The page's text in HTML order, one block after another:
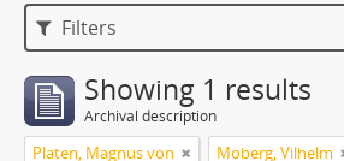
Filters
Showing 1 results
Archival description
Platen, Magnus von Moberg, Vilhelm